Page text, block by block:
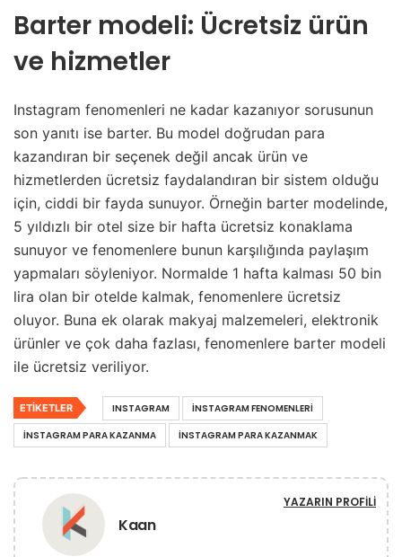
Barter modeli: Ücretsiz ürün
ve hizmetler
Instagram fenomenleri ne kadar kazanıyor sorusunun
son yanıtı ise barter. Bu model doğrudan para
kazandıran bir seçenek değil ancak ürün ve
hizmetlerden ücretsiz faydalandıran bir sistem olduğu
için, ciddi bir fayda sunuyor. Örneğin barter modelinde,
5 yıldızlı bir otel size bir hafta ücretsiz konaklama
sunuyor ve fenomenlere bunun karşılığında paylaşım
yapmaları söyleniyor. Normalde 1 hafta kalması 50 bin
lira olan bir otelde kalmak, fenomenlere ücretsiz
oluyor. Buna ek olarak makyaj malzemeleri, elektronik
ürünler ve çok daha fazlası, fenomenlere barter modeli
ile ücretsiz veriliyor.
ETIKETLER INSTAGRAM
INSTAGRAM FENOMENLERI
INSTAGRAM PARA KAZANMA
INSTAGRAM PARA KAZANMAK
Kaan
YAZARIN PROFILI